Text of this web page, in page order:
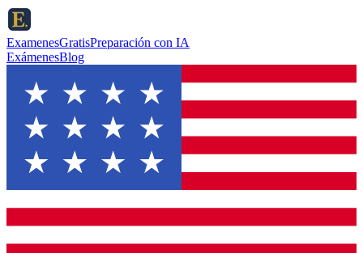
ExamenesGratisPreparación con IA
ExámenesBlog